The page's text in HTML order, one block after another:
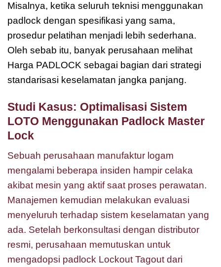
Misalnya, ketika seluruh teknisi menggunakan
padlock dengan spesifikasi yang sama,
prosedur pelatihan menjadi lebih sederhana.
Oleh sebab itu, banyak perusahaan melihat
Harga PADLOCK sebagai bagian dari strategi
standarisasi keselamatan jangka panjang.
Studi Kasus: Optimalisasi Sistem
LOTO Menggunakan Padlock Master
Lock
Sebuah perusahaan manufaktur logam
mengalami beberapa insiden hampir celaka
akibat mesin yang aktif saat proses perawatan.
Manajemen kemudian melakukan evaluasi
menyeluruh terhadap sistem keselamatan yang
ada. Setelah berkonsultasi dengan distributor
resmi, perusahaan memutuskan untuk
mengadopsi padlock Lockout Tagout dari